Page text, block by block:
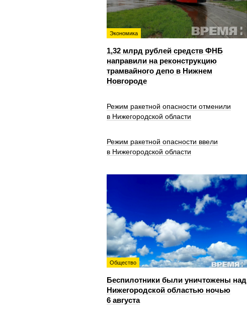
Экономика
1,32 млрд рублей средств ФНБ
направили на реконструкцию
трамвайного депо в Нижнем
Новгороде
Режим ракетной опасности отменили
в Нижегородской области
Режим ракетной опасности ввели
в Нижегородской области
Общество
Беспилотники были уничтожены над
Нижегородской областью ночью
6 августа